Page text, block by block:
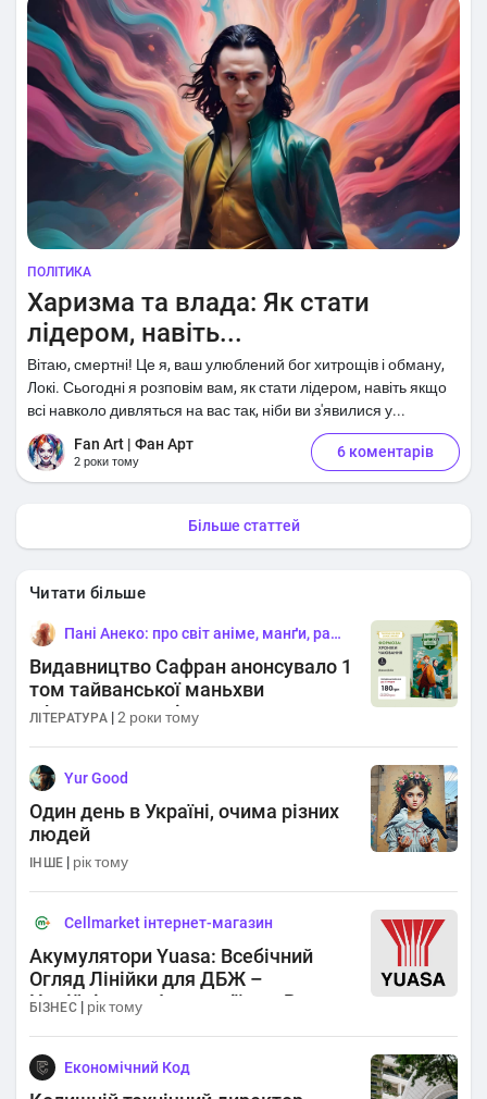
ПОЛІТИКА
Харизма та влада: Як стати
лідером, навіть...
Вітаю, смертні! Це я, ваш улюблений бог хитрощів і обману,
Локі. Сьогодні я розповім вам, як стати лідером, навіть якщо
всі навколо дивляться на вас так, ніби ви з'явилися у...
Fan Art | Фан Арт
2 роки тому
6 коментарів
Більше статтей
Читати більше
Пані Анеко: про світ аніме, манґи, ранобе та ще чогось
Видавництво Сафран анонсувало 1
том тайванської маньхви
«Формоза: хроніки чаювання»
ЛІТЕРАТУРА |2 роки тому
Yur Good
Один день в Україні, очима різних
людей
ІНШЕ | рік тому
Cellmarket інтернет-магазин
Акумулятори Yuasa: Всебічний
Огляд Лінійки для ДБЖ –
Надійність та Інновації для Вашого
БІЗНЕС| рік тому
Економічний Код